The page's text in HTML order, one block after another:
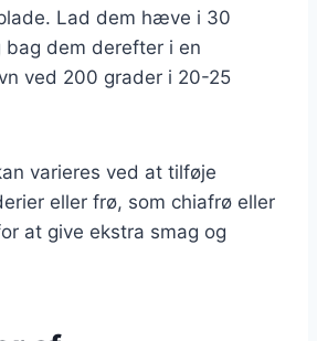
Lad dem hæve i 30
bag dem derefter i en
ved 200 grader i 20-25
varieres ved at tilføje
eller frø, som chiafrø eller
at give ekstra smag og